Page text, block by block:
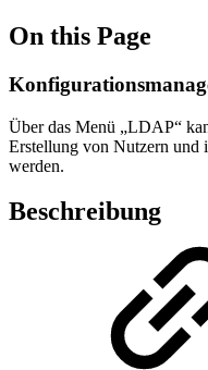
On this Page
Über das Menü „LDAP“
Erstellung von Nutzern
werden.
Beschreibung